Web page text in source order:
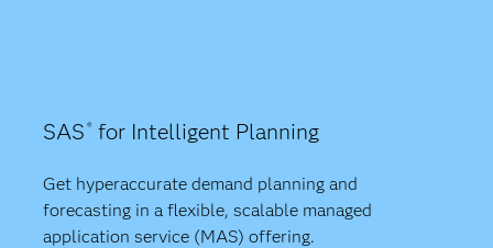
SAS ®for Intelligent Planning
Get hyperaccurate demand planning and
forecasting in a flexible, scalable managed
application service (MAS) offering.